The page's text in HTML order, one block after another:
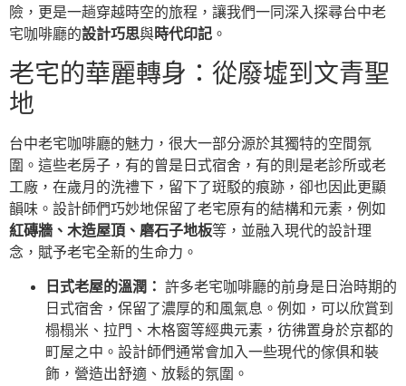
險，更是一趟穿越時空的旅程，讓我們一同深入探尋台中老
宅咖啡廳的設計巧思與時代印記 。
老宅的華麗轉身：從廢墟到文青聖
地
台中老宅咖啡廳的魅力，很大一部分源於其獨特的空間氛
圍。這些老房子，有的曾是日式宿舍，有的則是老診所或老
工廠，在歲月的洗禮下，留下了斑駁的痕跡，卻也因此更顯
韻味。設計師們巧妙地保留了老宅原有的結構和元素，例如
紅磚牆、木造屋頂、磨石子地板等，並融入現代的設計理
念，賦予老宅全新的生命力。
日式老屋的溫潤： 許多老宅咖啡廳的前身是日治時期的
日式宿舍，保留了濃厚的和風氣息。例如，可以欣賞到
榻榻米、拉門、木格窗等經典元素，彷彿置身於京都的
町屋之中。設計師們通常會加入一些現代的傢俱和裝
飾，營造出舒適、放鬆的氛圍。